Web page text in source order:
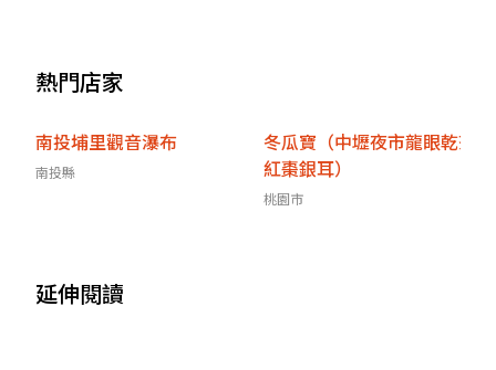
熱門店家
南投埔里觀音瀑布
南投縣
冬瓜寶（中壢夜市龍眼乾茶
紅棗銀耳）
桃園市
延伸閱讀